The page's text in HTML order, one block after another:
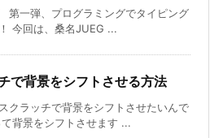
第一弾、プログラミングでタイピング
今回は、桑名JUEG ...
で背景をシフトさせる方法
クラッチで背景をシフトさせたいんで
背景をシフトさせます ...